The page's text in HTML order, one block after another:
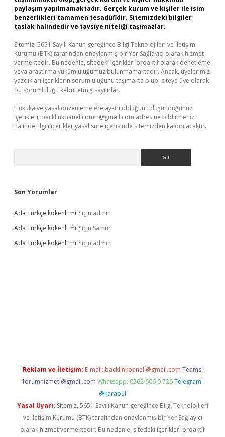
paylaşım yapılmamaktadır. Gerçek kurum ve kişiler ile isim
benzerlikleri tamamen tesadüfidir. Sitemizdeki bilgiler
taslak halindedir ve tavsiye niteliği taşımazlar.
Sitemiz, 5651 Sayılı Kanun gereğince Bilgi Teknolojileri ve İletişim
Kurumu (BTK) tarafından onaylanmış bir Yer Sağlayıcı olarak hizmet
vermektedir. Bu nedenle, sitedeki içerikleri proaktif olarak denetleme
veya araştırma yükümlülüğümüz bulunmamaktadır. Ancak, üyelerimiz
yazdıkları içeriklerin sorumluluğunu taşımakta olup, siteye üye olarak
bu sorumluluğu kabul etmiş sayılırlar.
Hukuka ve yasal düzenlemelere aykırı olduğunu düşündüğünüz
içerikleri, backlinkpanelicomtr@gmail.com adresine bildirmeniz
halinde, ilgili içerikler yasal süre içerisinde sitemizden kaldırılacaktır.
Son Yorumlar
Ada Türkçe kökenli mi ? için admin
Ada Türkçe kökenli mi ? için Samur
Ada Türkçe kökenli mi ? için admin
Reklam ve İletişim: E-mail: backlinkpaneli@gmail.com Teams:
forumhizmeti@gmail.com Whatsapp: 0262 606 0 726 Telegram:
@karabul
Yasal Uyarı: Sitemiz, 5651 Sayılı Kanun gereğince Bilgi Teknolojileri
ve İletişim Kurumu (BTK) tarafından onaylanmış bir Yer Sağlayıcı
olarak hizmet vermektedir. Bu nedenle, sitedeki içerikleri proaktif